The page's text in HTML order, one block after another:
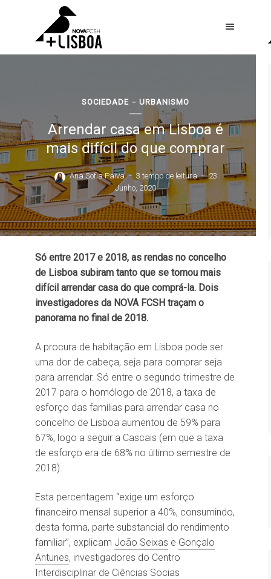
SOCIEDADE URBANISMO
Arrendar casa em Lisboa é
mais difícil do que comprar
Ana Sofia Paiva 3 tempo de leitura
23
Junho, 2020
Só entre 2017 e 2018, as rendas no concelho
de Lisboa subiram tanto que se tornou mais
difícil arrendar casa do que comprá-la. Dois
investigadores da NOVA FCSH traçam o
panorama no final de 2018.
A procura de habitação em Lisboa pode ser
uma dor de cabeça, seja para comprar seja
para arrendar. Só entre o segundo trimestre de
2017 para o homólogo de 2018, a taxa de
esforço das famílias para arrendar casa no
concelho de Lisboa aumentou de 59% para
67%, logo a seguir a Cascais (em que a taxa
de esforço era de 68% no último semestre de
2018).
Esta percentagem “exige um esforço
financeiro mensal superior a 40%, consumindo,
desta forma, parte substancial do rendimento
familiar”, explicam João Seixas e Gonçalo
Antunes, investigadores do Centro
Interdisciplinar de Ciências Socias